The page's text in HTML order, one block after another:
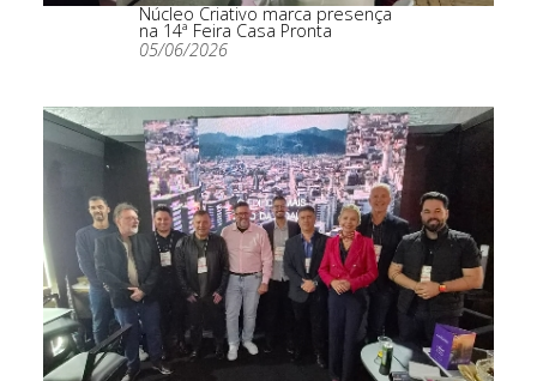
Núcleo Criativo marca presença
na 14ª Feira Casa Pronta
05/06/2026